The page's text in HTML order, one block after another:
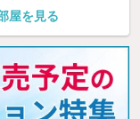
屋を見る